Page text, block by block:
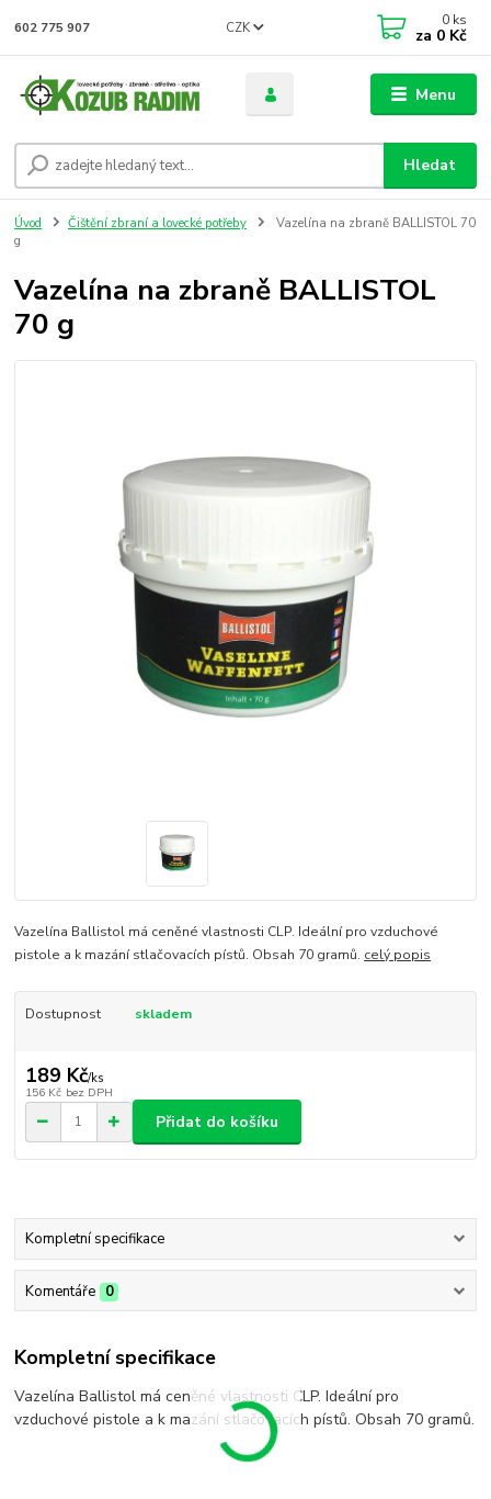
Menu
CZK
Hledat
602 775 907 0 ks
za 0 Kč
Úvod Čištění zbraní a lovecké potřeby
Vazelína na zbraně BALLISTOL 70
g
Vazelína na zbraně BALLISTOL
70 g
Vazelína Ballistol má ceněné vlastnosti CLP. Ideální pro vzduchové
pistole a k mazání stlačovacích pístů. Obsah 70 gramů. celý popis
Dostupnost skladem
189 Kč/ks
156 Kč bez DPH
Přidat do košíku
Kompletní specifikace
Komentáře 0
Kompletní specifikace
Vazelína Ballistol má ceněné vlastnosti CLP. Ideální pro
vzduchové pistole a k mazání stlačovacích pístů. Obsah 70 gramů.